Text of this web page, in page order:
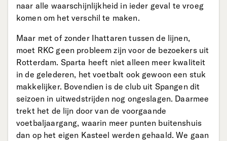
naar alle waarschijnlijkheid in ieder geval te vroeg
komen om het verschil te maken.
Maar met of zonder Ihattaren tussen de lijnen,
moet RKC geen probleem zijn voor de bezoekers uit
Rotterdam. Sparta heeft niet alleen meer kwaliteit
in de gelederen, het voetbalt ook gewoon een stuk
makkelijker. Bovendien is de club uit Spangen dit
seizoen in uitwedstrijden nog ongeslagen. Daarmee
trekt het de lijn door van de voorgaande
voetbaljaargang, waarin meer punten buitenshuis
dan op het eigen Kasteel werden gehaald. We gaan